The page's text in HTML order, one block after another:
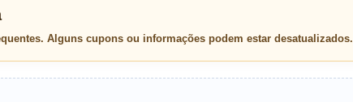
Alguns cupons ou informações podem estar desatualizados.